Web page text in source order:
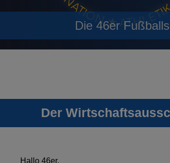
Die 46er
Der
Hallo 46er,